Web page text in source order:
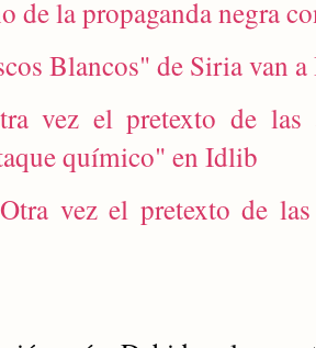
de la propaganda negra
Blancos" de Siria van
vez el pretexto de las
químico" en Idlib
vez el pretexto de